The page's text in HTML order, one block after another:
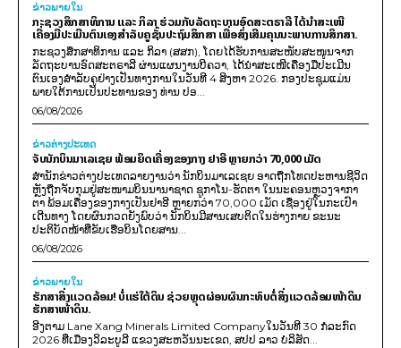
ຂ່າວພາຍ​ໃນ
ກະຊວງສຶກສາທິການ ແລະ ກິລາ ຮ່ວມກັບລັດຖະບານອົດສະຕຣາລີ ໄດ້ນຳສະເໜີ
ເຄື່ອງມືປະເມີນຕົນເອງສຳລັບຄູຊັ້ນປະຖົມສຶກສາ ເພື່ອສົ່ງເສີມຄຸນນະພາບການສຶກສາ.
ກະຊວງສຶກສາທິການ ແລະ ກິລາ (ສສກ), ໂດຍໄດ້ຮັບການສະໜັບສະໜູນຈາກ
ລັດຖະບານອົດສະຕຣາລີ ຜ່ານແຜນງານບີຄວາ, ໄດ້ນຳສະເໜີເຄື່ອງມືປະເມີນ
ຕົນເອງສຳລັບຄູຢ່າງເປັນທາງການໃນວັນທີ 4 ສິງຫາ 2026. ກອງປະຊຸມແມ່ນ
ພາຍໃຕ້ການເປັນປະທານຂອງ ທ່ານ ປອ...
06/08/2026
ຂ່າວຕ່າງປະເທດ
ຈັບນັກບິນມາເລເຊຍ ພ້ອມຍຶດເຄື່ອງຂອງກາງ ຢາອີ ຫຼາຍກວ່າ 70,000 ເມັດ
ສຳນັກຂ່າວຕ່າງປະເທດລາຍງານວ່າ ນັກບິນມາເລເຊຍ ອາດຖືກໂທດປະຫານຊີວິດ
ຫຼັງຖືກຈັບກຸມຢູ່ສະໜາມບິນນານາຊາດ ຊູກາໂນ-ຮັດຕາ ໃນນະຄອນຫຼວງຈາກາ
ຕາ ພ້ອມເຄື່ອງຂອງກາງເປັນຢາອີ ຫຼາຍກວ່າ 70,000 ເມັດ ເຊື່ອງຢູ່ໃນກະເປົາ
ເດີນທາງ ໂດຍຜົນກວດຍັງພົບວ່າ ນັກບິນມີສານເສບຕິດໃນຮ່າງກາຍ ຂະນະ
ປະຕິບັດໜ້າທີ່ຂັບເຮືອບິນໂດຍສານ...
06/08/2026
ຂ່າວພາຍ​ໃນ
ຮັກສາສິ່ງແວດລ້ອມ! ບໍ່ແຮ່ໃຕ້ດິນ ຊ່ວຍຫຼຸດຜ່ອນຜົນກະທົບຕໍ່ສິ່ງແວດລ້ອມໜ້າດິນ
ຮັກສາໜ້າດິນ.
ອີງຕາມ Lane Xang Minerals Limited Companyໃນວັນທີ 30 ກໍລະກົດ
2026 ທີ່ເມືອງວິລະບູລີ ແຂວງສະຫວັນນະເຂດ, ສປປ ລາວ ບໍລິສັດ...